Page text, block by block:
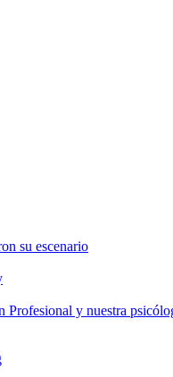
su escenario
y nuestra